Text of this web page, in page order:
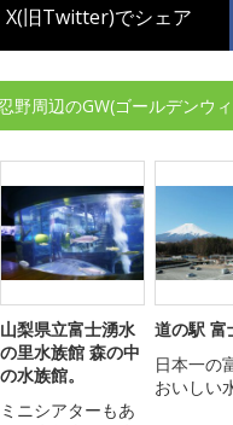
X(旧Twitter)でシェア
野周辺のGW(ゴールデンウ
山梨県立富士湧水
の里水族館 森の中
の水族館。
ミニシアターもあ
道の駅 富
日本一の
おいしい